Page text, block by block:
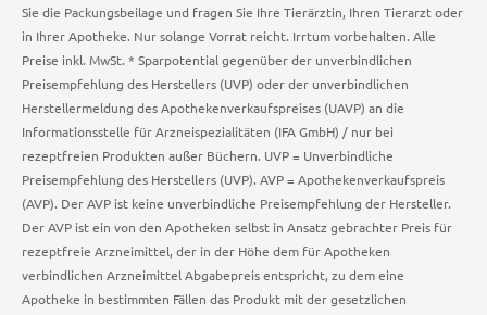
Sie die Packungsbeilage und fragen Sie Ihre Tierärztin, Ihren Tierarzt oder
in Ihrer Apotheke. Nur solange Vorrat reicht. Irrtum vorbehalten. Alle
Preise inkl. MwSt. * Sparpotential gegenüber der unverbindlichen
Preisempfehlung des Herstellers (UVP) oder der unverbindlichen
Herstellermeldung des Apothekenverkaufspreises (UAVP) an die
Informationsstelle für Arzneispezialitäten (IFA GmbH) / nur bei
rezeptfreien Produkten außer Büchern. UVP = Unverbindliche
Preisempfehlung des Herstellers (UVP). AVP = Apothekenverkaufspreis
(AVP). Der AVP ist keine unverbindliche Preisempfehlung der Hersteller.
Der AVP ist ein von den Apotheken selbst in Ansatz gebrachter Preis für
rezeptfreie Arzneimittel, der in der Höhe dem für Apotheken
verbindlichen Arzneimittel Abgabepreis entspricht, zu dem eine
Apotheke in bestimmten Fällen das Produkt mit der gesetzlichen